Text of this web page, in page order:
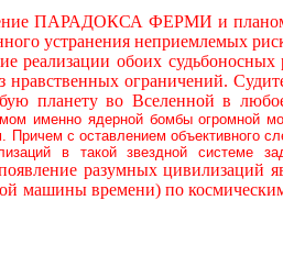
ПАРАДОКСА ФЕРМИ и
устранения неприемлемых
реализации обоих
нравственных ограничений.
планету во Вселенной в
именно ядерной бомбы огромной
Причем с оставлением объективного
в такой звездной системе
разумных цивилизаций
машины времени) по